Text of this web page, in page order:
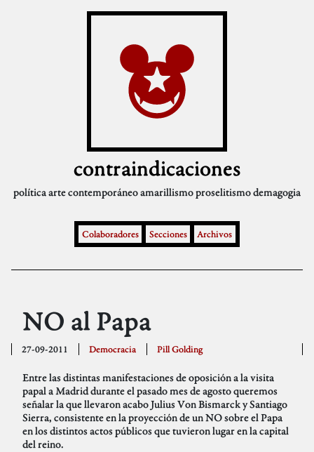
contraindicaciones
políticaarte contemporáneoamarillismoproselitismodemagogia
Colaboradores Secciones Archivos
NO al Papa
27-09-2011 Democracia Pill Golding
Entre las distintas manifestaciones de oposición a la visita
papal a Madrid durante el pasado mes de agosto queremos
señalar la que llevaron acabo Julius Von Bismarck y Santiago
Sierra, consistente en la proyección de un NO sobre el Papa
en los distintos actos públicos que tuvieron lugar en la capital
del reino.